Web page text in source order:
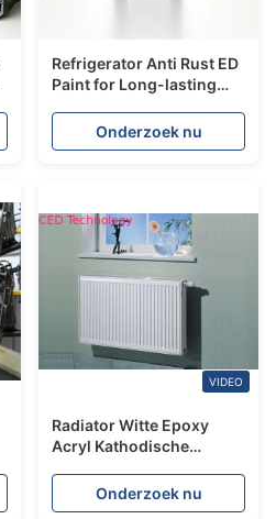
Refrigerator Anti Rust ED
Paint for Long-lasting
Onderzoek nu
VIDEO
Radiator Witte Epoxy
Acryl Kathodische
Verfweerstand tegen het
Vergelen
Onderzoek nu